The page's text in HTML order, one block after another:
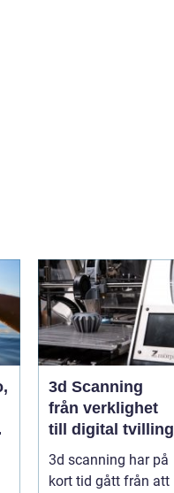
3d Scanning
från verklighet
till digital tvilling
3d scanning har på
kort tid gått från att